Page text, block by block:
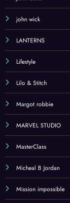
john wick
LANTERNS
Lifestyle
Lilo & Stitch
Margot robbie
MARVEL STUDIO
MasterClass
Micheal B Jordan
Mission impossible